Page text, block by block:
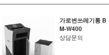
가로변쓰레기통 B
M-W400
상담문의